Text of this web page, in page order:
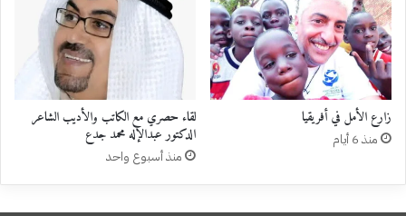
زارع الأمل في أفريقيا
منذ 6 أيام
لقاء حصري مع الكاتب والأديب الشاعر
الدكتور عبدالإله محمد جدع
منذ أسبوع واحد